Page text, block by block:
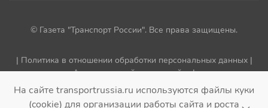
© Газета "Транспорт России". Все права защищены.
| Политика в отношении обработки персональных данных|
Архив прежней версии сайта|
На сайте transportrussia.ru используются файлы куки
(cookie) для организации работы сайта и роста